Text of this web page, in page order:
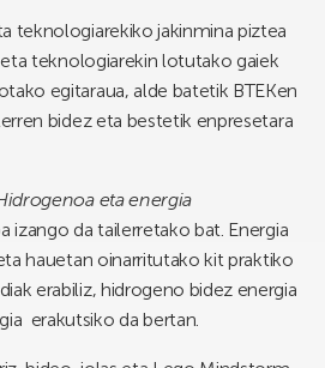
teknologiarekiko jakinmina piztea
teknologiarekin lotutako gaiek
egitaraua, alde batetik BTEKen
bidez eta bestetik enpresetara
eta energia
izango da tailerretako bat. Energia
hauetan oinarritutako kit praktiko
erabiliz, hidrogeno bidez energia
erakutsiko da bertan.